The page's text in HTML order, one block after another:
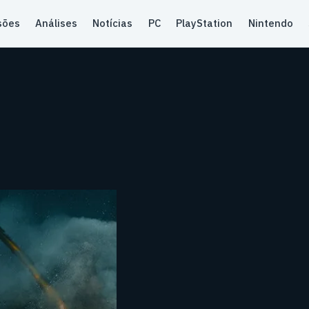
Análises Notícias PC PlayStation Nintendo